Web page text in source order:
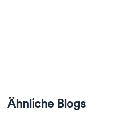
Ähnliche Blogs